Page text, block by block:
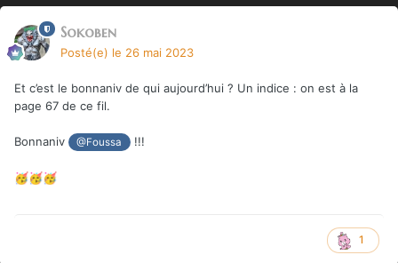
Sokoben
Posté(e) le 26 mai 2023
Et c’est le bonnaniv de qui aujourd’hui ? Un indice : on est à la
page 67 de ce fil.
Bonnaniv @Foussa !!!
🥳 🥳 🥳
1